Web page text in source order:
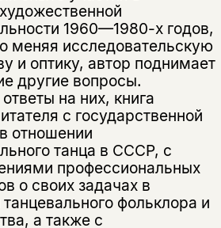
1960—1980-х годов,
меняя исследовательскую
и оптику, автор поднимает
другие вопросы.
на них, книга
с государственной
отношении
танца в СССР, с
профессиональных
о своих задачах в
фольклора и
а также с
временно